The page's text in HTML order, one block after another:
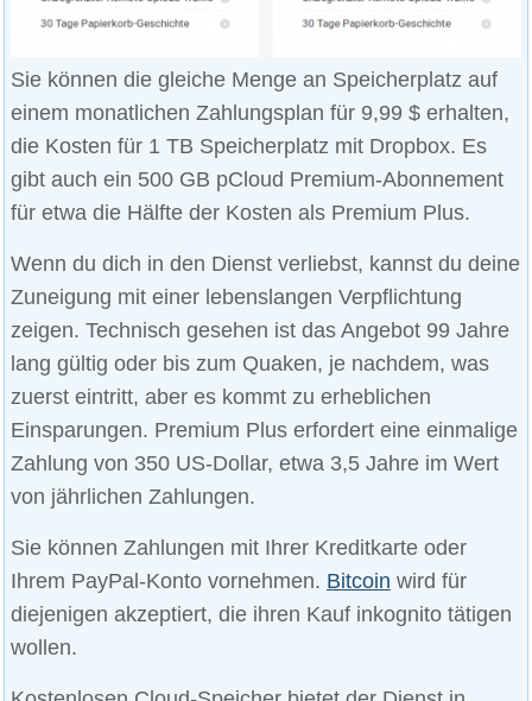
Sie können die gleiche Menge an Speicherplatz auf
einem monatlichen Zahlungsplan für 9,99 $ erhalten,
die Kosten für 1 TB Speicherplatz mit Dropbox. Es
gibt auch ein 500 GB pCloud Premium-Abonnement
für etwa die Hälfte der Kosten als Premium Plus.
Wenn du dich in den Dienst verliebst, kannst du deine
Zuneigung mit einer lebenslangen Verpflichtung
zeigen. Technisch gesehen ist das Angebot 99 Jahre
lang gültig oder bis zum Quaken, je nachdem, was
zuerst eintritt, aber es kommt zu erheblichen
Einsparungen. Premium Plus erfordert eine einmalige
Zahlung von 350 US-Dollar, etwa 3,5 Jahre im Wert
von jährlichen Zahlungen.
Sie können Zahlungen mit Ihrer Kreditkarte oder
Ihrem PayPal-Konto vornehmen. Bitcoin wird für
diejenigen akzeptiert, die ihren Kauf inkognito tätigen
wollen.